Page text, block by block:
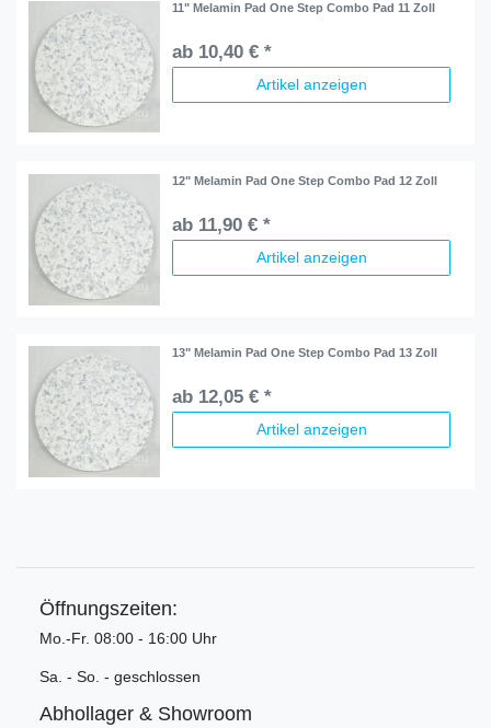
11" Melamin Pad One Step Combo Pad 11 Zoll
ab 10,40 € *
Artikel anzeigen
12" Melamin Pad One Step Combo Pad 12 Zoll
ab 11,90 € *
Artikel anzeigen
13" Melamin Pad One Step Combo Pad 13 Zoll
ab 12,05 € *
Artikel anzeigen
Öffnungszeiten:
Mo.-Fr. 08:00 - 16:00 Uhr
Sa. - So. - geschlossen
Abhollager & Showroom